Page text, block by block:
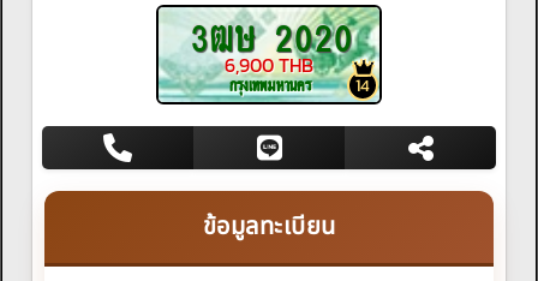
3ฒษ 2020
14
6,900 THB
กรุงเทพมหานคร
ข้อมูลทะเบียน